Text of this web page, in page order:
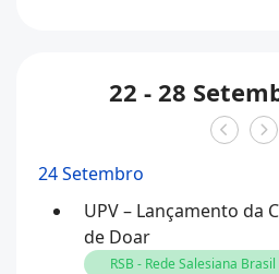
22 - 28
24 Setembro
UPV – Lançamento da
de Doar
RSB - Rede Salesiana Brasil